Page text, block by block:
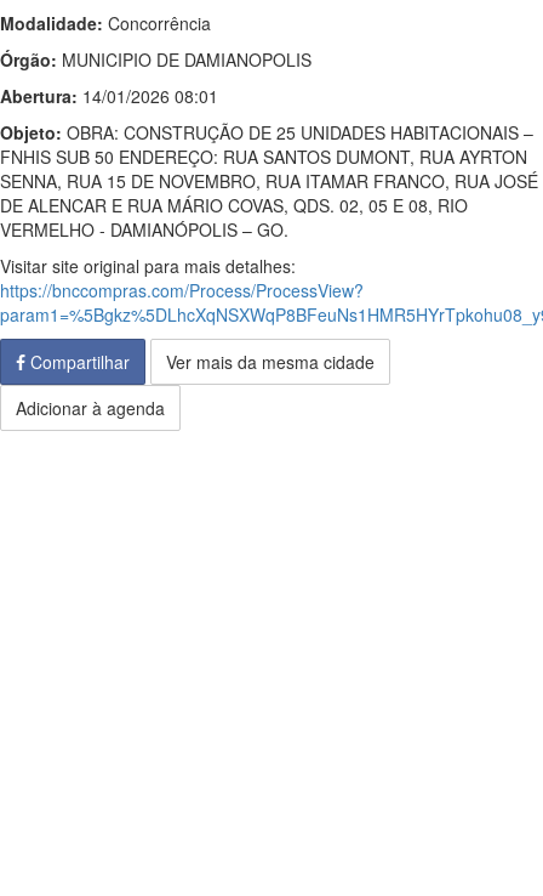
Modalidade: Concorrência
Órgão: MUNICIPIO DE DAMIANOPOLIS
Abertura: 14/01/2026 08:01
Objeto: OBRA: CONSTRUÇÃO DE 25 UNIDADES HABITACIONAIS –
FNHIS SUB 50 ENDEREÇO: RUA SANTOS DUMONT, RUA AYRTON
SENNA, RUA 15 DE NOVEMBRO, RUA ITAMAR FRANCO, RUA JOSÉ
DE ALENCAR E RUA MÁRIO COVAS, QDS. 02, 05 E 08, RIO
VERMELHO - DAMIANÓPOLIS – GO.
Visitar site original para mais detalhes:
https://bnccompras.com/Process/ProcessView?
Compartilhar
Ver mais da mesma cidade
Adicionar à agenda